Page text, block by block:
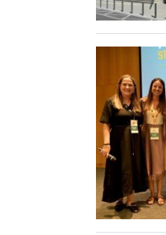
Imagem